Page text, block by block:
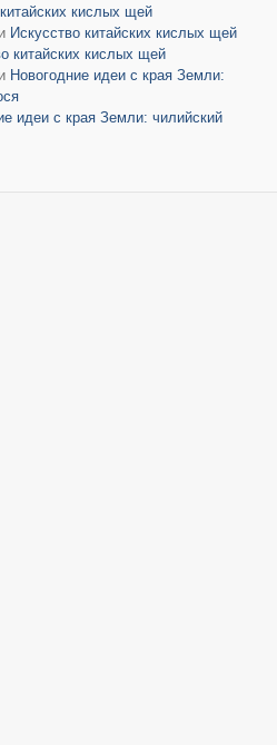
кислых щей
Искусство китайских кислых щей
китайских кислых щей
Новогодние идеи с края Земли:
идеи с края Земли: чилийский